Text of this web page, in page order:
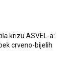
krizu ASVEL-a:
crveno-bijelih